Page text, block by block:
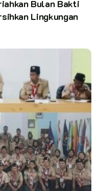
Bulan Bakti
Lingkungan